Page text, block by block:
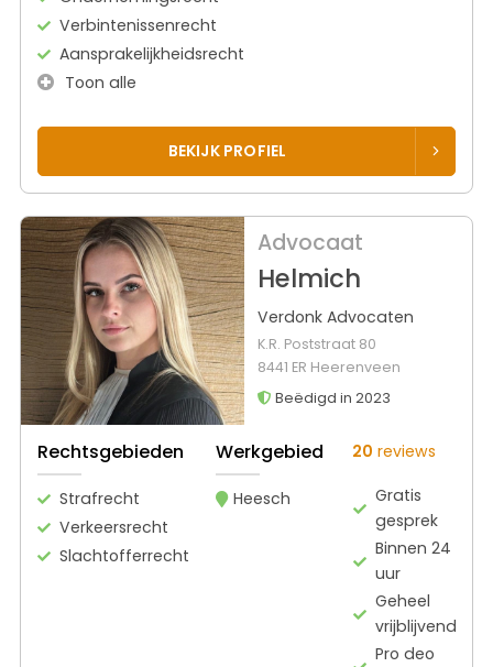
Verbintenissenrecht
Aansprakelijkheidsrecht
Toon alle
BEKIJK PROFIEL
Advocaat
Helmich
Verdonk Advocaten
K.R. Poststraat 80
8441 ER Heerenveen
Beëdigd in 2023
Rechtsgebieden
Strafrecht
Verkeersrecht
Slachtofferrecht
Werkgebied
Heesch
20 reviews
Gratis
gesprek
Binnen 24
uur
Geheel
vrijblijvend
Pro deo